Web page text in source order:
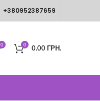
+380952387659
0 0 0.00ГРН.